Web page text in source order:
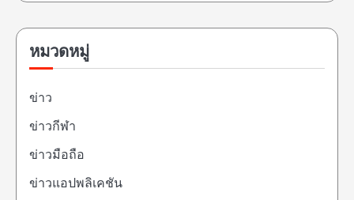
หมวดหมู่
ข่าว
ข่าวกีฬา
ข่าวมือถือ
ข่าวแอปพลิเคชัน